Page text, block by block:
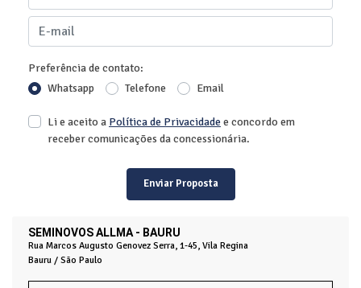
SEMINOVOS ALLMA - BAURU
Rua Marcos Augusto Genovez Serra, 1-45, Vila Regina
Bauru / São Paulo
Preferência de contato:
Whatsapp
Telefone Email
Li e aceito a Política de Privacidadee concordo em
receber comunicações da concessionária.
Enviar Proposta